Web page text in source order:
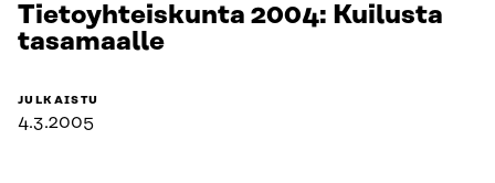
Tietoyhteiskunta 2004: Kuilusta
tasamaalle
JULKAISTU
4.3.2005